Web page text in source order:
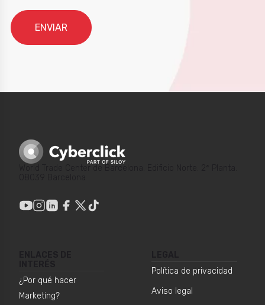
¿Por qué hacer
Marketing?
Política de privacidad
Aviso legal